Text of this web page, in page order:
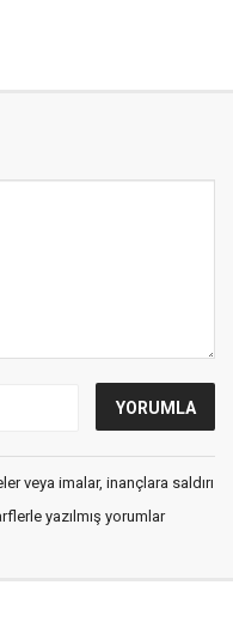
veya imalar, inançlara saldırı
yazılmış yorumlar